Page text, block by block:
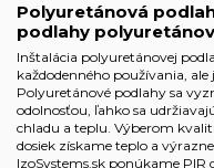
Polyuretánová
podlahy
Inštalácia polyuretánovej
každodenného používania,
Polyuretánové podlahy sa
odolnosťou, ľahko sa
chladu a teplu. Výberom
dosiek získame teplo a
IzoSystems.sk ponúkame PIR